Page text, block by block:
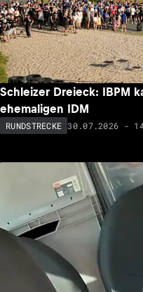
Schleizer Dreieck: IBPM
ehemaligen IDM
RUNDSTRECKE 30.07.2026 -